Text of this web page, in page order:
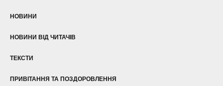
НОВИНИ
НОВИНИ ВІД ЧИТАЧІВ
ТЕКСТИ
ПРИВІТАННЯ ТА ПОЗДОРОВЛЕННЯ